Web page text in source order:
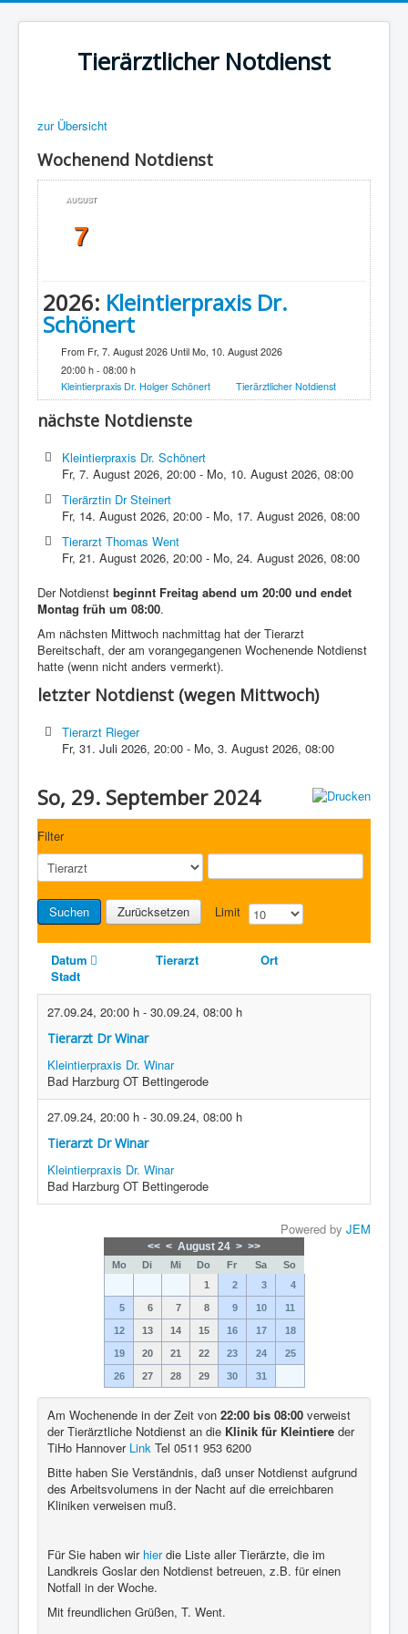
Tierärztlicher Notdienst
zur Übersicht
Wochenend Notdienst
AUGUST
7
2026: Kleintierpraxis Dr.
Schönert
From Fr, 7. August 2026 Until Mo, 10. August 2026
20:00 h - 08:00 h
Kleintierpraxis Dr. Holger Schönert
Tierärztlicher Notdienst
nächste Notdienste
Kleintierpraxis Dr. Schönert
Fr, 7. August 2026,20:00 - Mo, 10. August 2026,08:00
Tierärztin Dr Steinert
Fr, 14. August 2026,20:00 - Mo, 17. August 2026,08:00
Tierarzt Thomas Went
Fr, 21. August 2026,20:00 - Mo, 24. August 2026,08:00
Der Notdienst beginnt Freitag abend um 20:00 und endet
Montag früh um 08:00.
Am nächsten Mittwoch nachmittag hat der Tierarzt
Bereitschaft, der am vorangegangenen Wochenende Notdienst
hatte (wenn nicht anders vermerkt).
letzter Notdienst (wegen Mittwoch)
Tierarzt Rieger
Fr, 31. Juli 2026,20:00 - Mo, 3. August 2026,08:00
So, 29. September 2024
Filter
Suchen Zurücksetzen Limit
Datum Tierarzt
Ort
Stadt
27.09.24, 20:00 h - 30.09.24, 08:00 h
Tierarzt Dr Winar
Kleintierpraxis Dr. Winar
Bad Harzburg OT Bettingerode
27.09.24, 20:00 h - 30.09.24, 08:00 h
Tierarzt Dr Winar
Kleintierpraxis Dr. Winar
Bad Harzburg OT Bettingerode
Powered by JEM
<< < August 24 > >>
Mo Di Mi Do Fr Sa
So
1
2 3 4
5 6 7 8 9 10 11
12 13 14 15 16 17 18
19 20 21 22 23 24 25
26 27 28 29 30 31
Am Wochenende in der Zeit von 22:00 bis 08:00 verweist
der Tierärztliche Notdienst an die Klinik für Kleintiere der
TiHo Hannover Link Tel 0511 953 6200
Bitte haben Sie Verständnis, daß unser Notdienst aufgrund
des Arbeitsvolumens in der Nacht auf die erreichbaren
Kliniken verweisen muß.
Für Sie haben wir hierdie Liste aller Tierärzte, die im
Landkreis Goslar den Notdienst betreuen, z.B. für einen
Notfall in der Woche.
Mit freundlichen Grüßen, T. Went.